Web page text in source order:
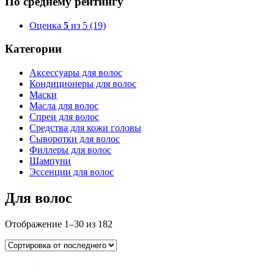
Оценка 5 из 5 (19)
Категории
Аксессуары для волос
Кондиционеры для волос
Маски
Масла для волос
Спреи для волос
Средства для кожи головы
Сыворотки для волос
Филлеры для волос
Шампуни
Эссенции для волос
Для волос
Отображение 1–30 из 182